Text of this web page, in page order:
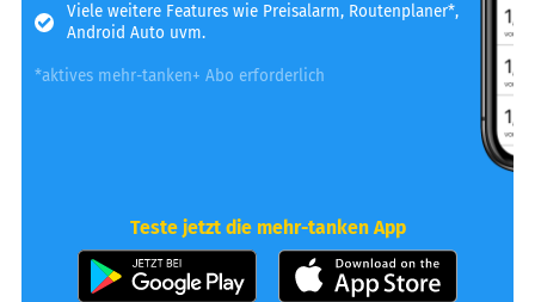
Viele weitere Features wie Preisalarm, Routenplaner*,
Android Auto uvm.
*aktives mehr-tanken+ Abo erforderlich
Teste jetzt die mehr-tanken App